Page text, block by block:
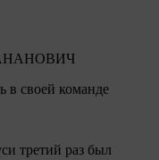
в своей команде
третий раз был